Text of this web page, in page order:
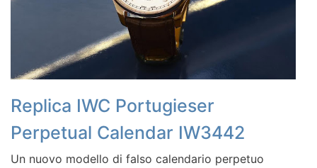
Replica IWC Portugieser
Perpetual Calendar IW3442
Un nuovo modello di falso calendario perpetuo